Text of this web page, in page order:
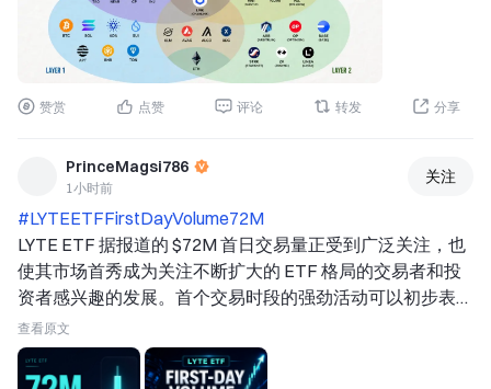
$MNT
$PLUME
AI + RWA：
$GRASS
$IO
$FIL
全部四项（AI + L1 + RWA + L2）：
$LINK
保存这张图。你最看好哪个交集？
赞赏 点赞 评论 转发 分享
PrinceMagsi786
1小时前
关注
#LYTEETFFirstDayVolume72M
LYTE ETF 据报道的 $72M 首日交易量正受到广泛关注，也
使其市场首秀成为关注不断扩大的 ETF 格局的交易者和投
资者感兴趣的发展。首个交易时段的强劲活动可以初步表明
一款新推出的产品正在吸引多少关注，同时也让市场参与者
初步了解其流动性、交易参与度、价格发现和整体市场情
绪。
查看原文